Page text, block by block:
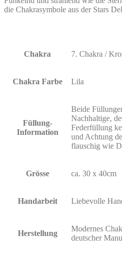
die Chakrasymbole aus der Stars
Chakra 7. Chakra /
Chakra Farbe Lila
Füllung-
Information
Beide
Nachhaltige,
Federfüllung
und Achtung
flauschig wie
Grösse ca. 30 x 40cm
Handarbeit Liebevolle
Herstellung
Modernes
deutscher